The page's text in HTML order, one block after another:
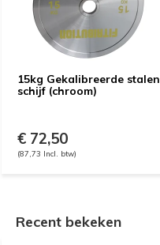
15kg Gekalibreerde stalen
schijf (chroom)
€ 72,50
(87,73 Incl. btw)
Recent bekeken